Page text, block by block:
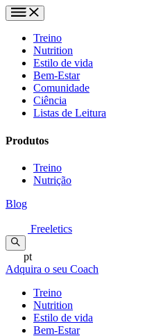
Treino
Nutrition
Estilo de vida
Bem-Estar
Comunidade
Ciência
Listas de Leitura
Produtos
Treino
Nutrição
Blog
Freeletics
pt
Adquira o seu Coach
Treino
Nutrition
Estilo de vida
Bem-Estar